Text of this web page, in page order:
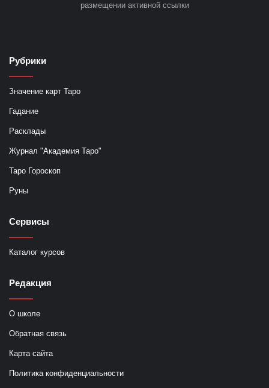
размещении активной ссылки
Рубрики
Значение карт Таро
Гадание
Расклады
Журнал "Академия Таро"
Таро Гороскоп
Руны
Сервисы
Каталог курсов
Редакция
О школе
Обратная связь
Карта сайта
Политика конфиденциальности